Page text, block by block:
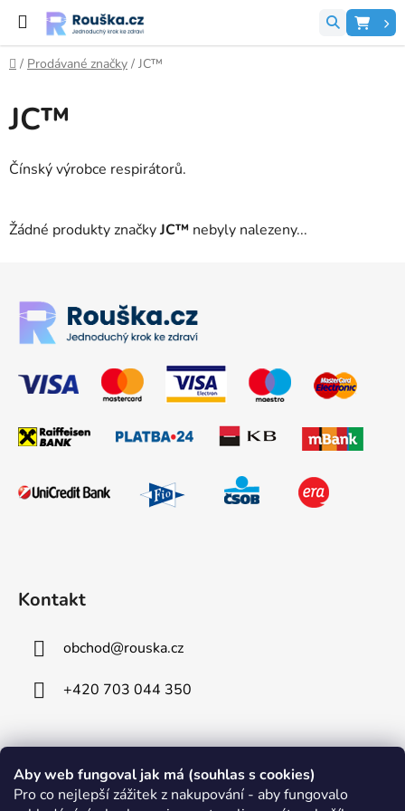
Aby web fungoval jak má (souhlas s cookies)
Pro co nejlepší zážitek z nakupování - aby fungovalo
Přejít na obsah
Hledat
Domů
/ Prodávané značky / JC™
JC™
Čínský výrobce respirátorů.
Žádné produkty značkyJC™ nebyly nalezeny...
Kontakt
obchod@rouska.cz
+420 703 044 350
Informace pro vás